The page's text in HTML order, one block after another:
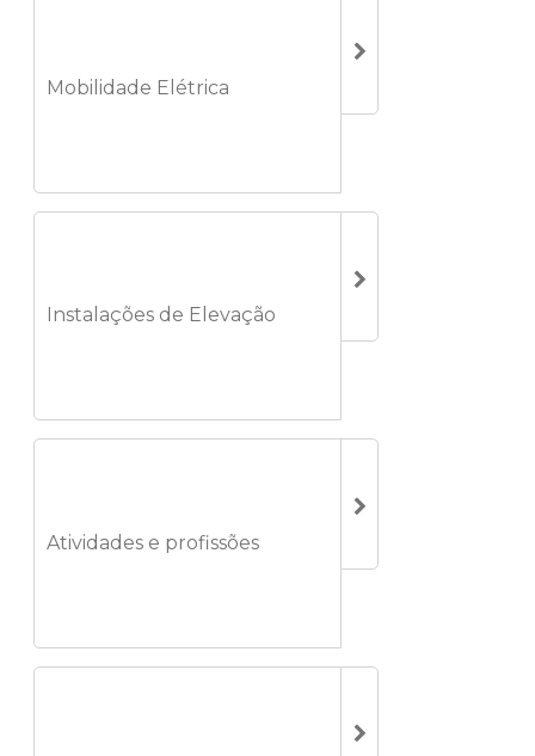
Mobilidade Elétrica
Instalações de Elevação
Atividades e profissões